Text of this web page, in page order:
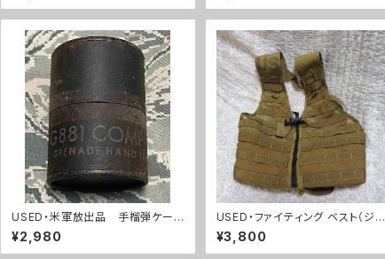
USED・米軍放出品 手榴弾ケース
(A0189)
¥2,980
USED・ファイティング ベスト（ジッ
パー黒）・MOLLE コヨーテ(A001
2)
¥3,800